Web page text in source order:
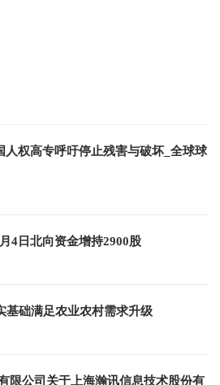
人权高专呼吁停止残害与破坏_全球球
4日北向资金增持2900股
基础满足农业农村需求升级
限公司关于上海瀚讯信息技术股份有